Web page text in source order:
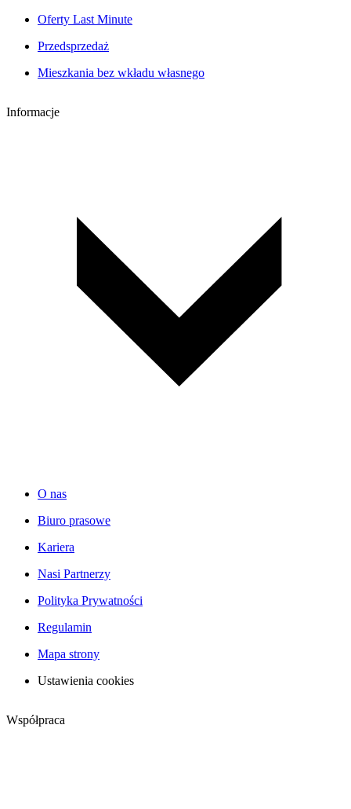
Oferty Last Minute
Przedsprzedaż
Mieszkania bez wkładu własnego
Informacje
O nas
Biuro prasowe
Kariera
Nasi Partnerzy
Polityka Prywatności
Regulamin
Mapa strony
Ustawienia cookies
Współpraca